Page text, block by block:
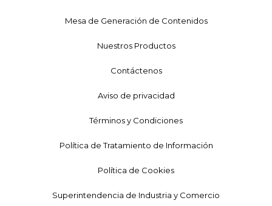
Mesa de Generación de Contenidos
Nuestros Productos
Contáctenos
Aviso de privacidad
Términos y Condiciones
Política de Tratamiento de Información
Política de Cookies
Superintendencia de Industria y Comercio